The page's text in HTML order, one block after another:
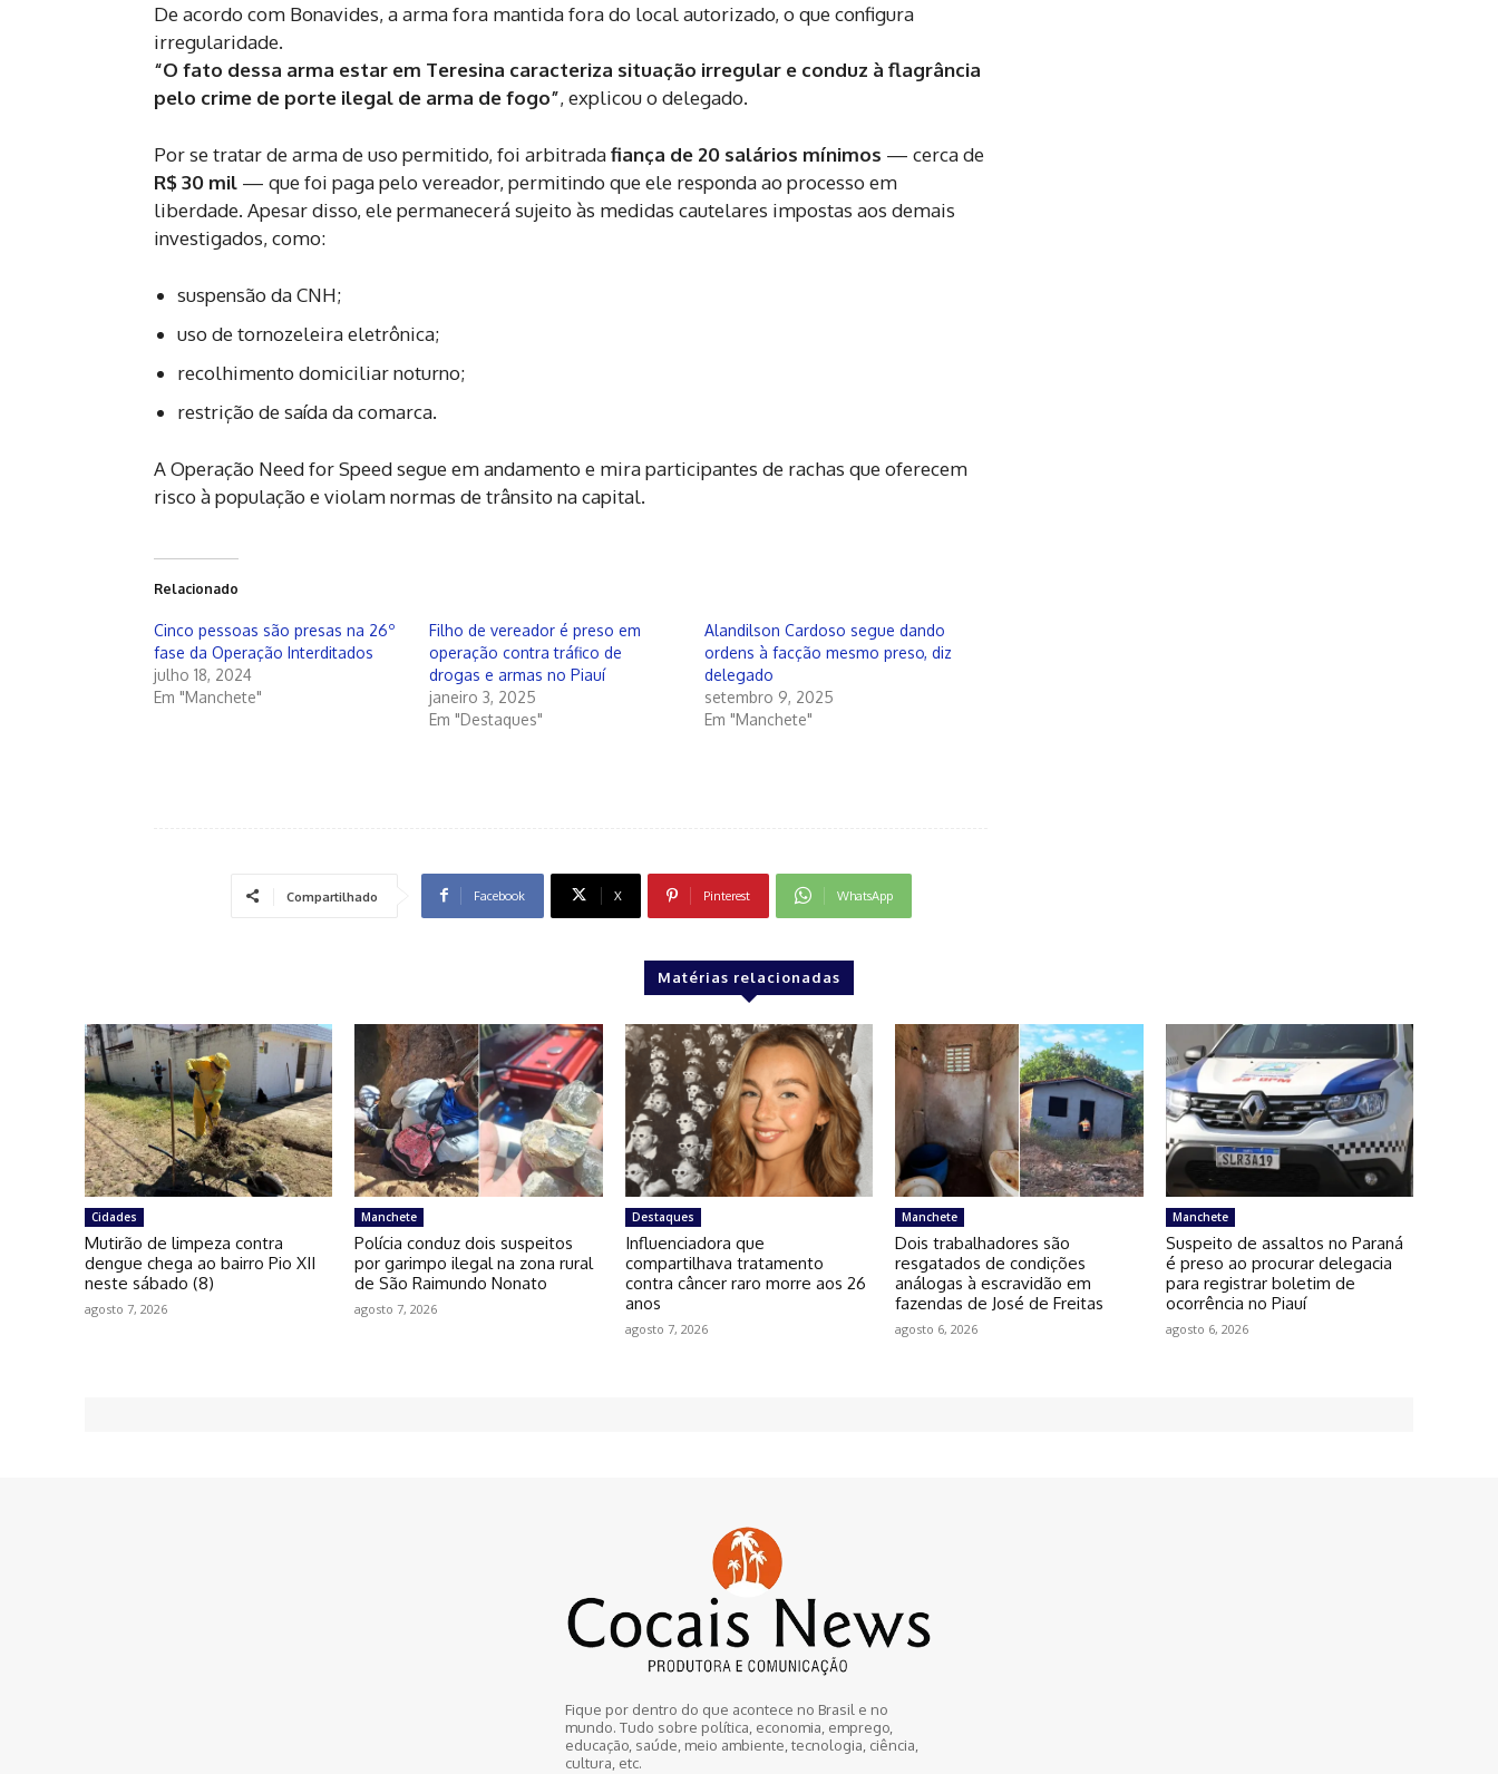
De acordo com Bonavides, a arma fora mantida fora do local autorizado, o que configura
irregularidade.
“O fato dessa arma estar em Teresina caracteriza situação irregular e conduz à flagrância
pelo crime de porte ilegal de arma de fogo”, explicou o delegado.
Por se tratar de arma de uso permitido, foi arbitradafiança de 20 salários mínimos — cerca de
R$ 30 mil — que foi paga pelo vereador, permitindo que ele responda ao processo em
liberdade. Apesar disso, ele permanecerá sujeito às medidas cautelares impostas aos demais
investigados, como:
suspensão da CNH;
uso de tornozeleira eletrônica;
recolhimento domiciliar noturno;
restrição de saída da comarca.
A Operação Need for Speed segue em andamento e mira participantes de rachas que oferecem
risco à população e violam normas de trânsito na capital.
Relacionado
Cinco pessoas são presas na 26º
fase da Operação Interditados
julho 18, 2024
Em "Manchete"
Filho de vereador é preso em
operação contra tráfico de
drogas e armas no Piauí
janeiro 3, 2025
Em "Destaques"
Alandilson Cardoso segue dando
ordens à facção mesmo preso, diz
delegado
setembro 9, 2025
Em "Manchete"
Compartilhado Facebook X Pinterest WhatsApp
Matérias relacionadas
Cidades
Mutirão de limpeza contra
dengue chega ao bairro Pio XII
neste sábado (8)
agosto 7, 2026
Manchete
Polícia conduz dois suspeitos
por garimpo ilegal na zona rural
de São Raimundo Nonato
agosto 7, 2026
Destaques
Influenciadora que
compartilhava tratamento
contra câncer raro morre aos 26
anos
agosto 7, 2026
Manchete
Dois trabalhadores são
resgatados de condições
análogas à escravidão em
fazendas de José de Freitas
agosto 6, 2026
Manchete
Suspeito de assaltos no Paraná
é preso ao procurar delegacia
para registrar boletim de
ocorrência no Piauí
agosto 6, 2026
Fique por dentro do que acontece no Brasil e no
mundo. Tudo sobre política, economia, emprego,
educação, saúde, meio ambiente, tecnologia, ciência,
cultura, etc.